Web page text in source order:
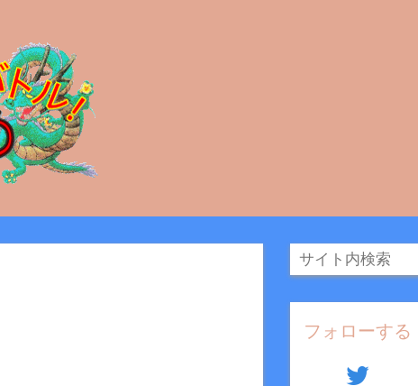
フォローする
twitter